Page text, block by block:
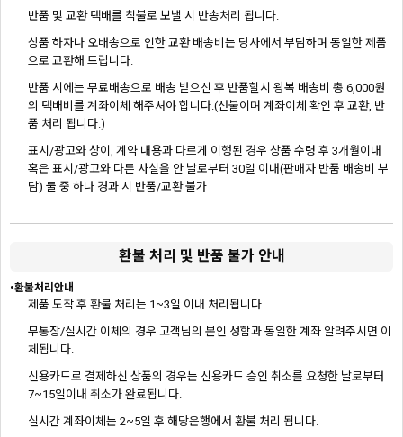
반품 및 교환 택배를 착불로 보낼 시 반송처리 됩니다.
상품 하자나 오배송으로 인한 교환 배송비는 당사에서 부담하며 동일한 제품
으로 교환해 드립니다.
반품 시에는 무료배송으로 배송 받으신 후 반품할시 왕복 배송비 총 6,000원
의 택배비를 계좌이체 해주셔야 합니다.(선불이며 계좌이체 확인 후 교환, 반
품 처리 됩니다.)
표시/광고와 상이, 계약 내용과 다르게 이행된 경우 상품 수령 후 3개월이내
혹은 표시/광고와 다른 사실을 안 날로부터 30일 이내(판매자 반품 배송비 부
담) 둘 중 하나 경과 시 반품/교환 불가
환불 처리 및 반품 불가 안내
•환불처리안내
제품 도착 후 환불 처리는 1~3일 이내 처리됩니다.
무통장/실시간 이체의 경우 고객님의 본인 성함과 동일한 계좌 알려주시면 이
체됩니다.
신용카드로 결제하신 상품의 경우는 신용카드 승인 취소를 요청한 날로부터
7~15일이내 취소가 완료됩니다.
실시간 계좌이체는 2~5일 후 해당은행에서 환불 처리 됩니다.